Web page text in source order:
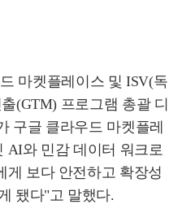
마켓플레이스 및 ISV(독
(GTM) 프로그램 총괄 디
구글 클라우드 마켓플레
AI와 민감 데이터 워크로
게 보다 안전하고 확장성
됐다"고 말했다.